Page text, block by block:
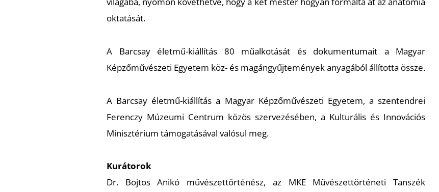
oktatását.
A Barcsay életmű-kiállítás 80 műalkotását és dokumentumait a Magyar
Képzőművészeti Egyetem köz- és magángyűjtemények anyagából állította össze.
A Barcsay életmű-kiállítás a Magyar Képzőművészeti Egyetem, a szentendrei
Ferenczy Múzeumi Centrum közös szervezésében, a Kulturális és Innovációs
Minisztérium támogatásával valósul meg.
Kurátorok
Dr. Bojtos Anikó művészettörténész, az MKE Művészettörténeti Tanszék